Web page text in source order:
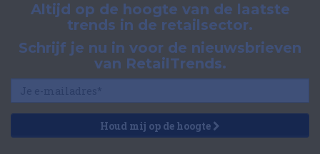
Altijd op de hoogte van de laatste
trends in de retailsector.
Schrijf je nu in voor de nieuwsbrieven
van RetailTrends.
Houd mij op de hoogte